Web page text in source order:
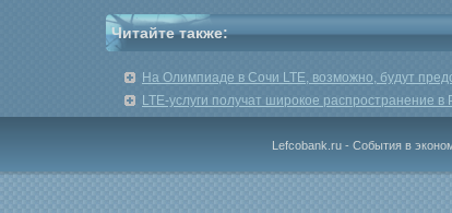
Читайте также:
На Олимпиаде в Сочи LTE, возможно, будут
LTE-услуги получат широкое распространение в
Lefcobank.ru - События в